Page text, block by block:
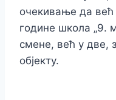
очекивање да већ
године школа „9.
смене, већ у две,
објекту.